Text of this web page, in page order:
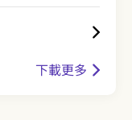
下載更多